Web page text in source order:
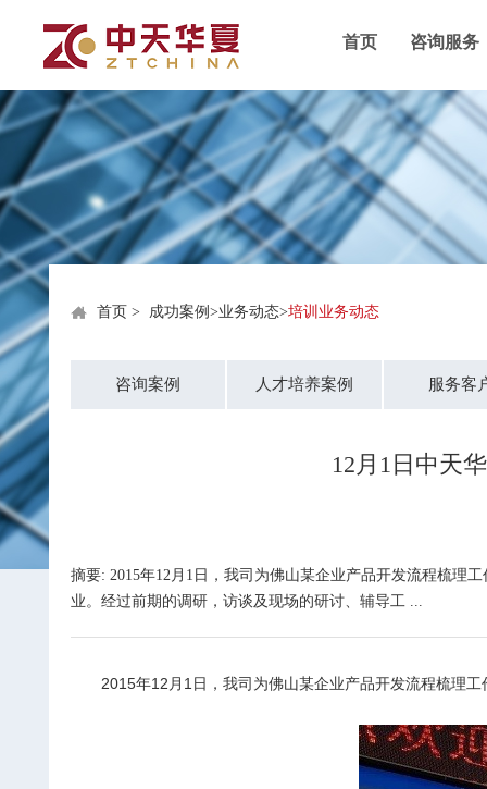
首页 咨询服务
首页 > 成功案例 >业务动态>培训业务动态
咨询案例 人才培养案例 服务客
12月1日中天
摘要: 2015年12月1日，我司为佛山某企业产品开发流程梳理
业。经过前期的调研，访谈及现场的研讨、辅导工 ...
2015年12 月 1 日，我司为佛山某企业产品开发流程梳理工